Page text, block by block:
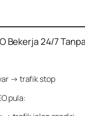
Bekerja 24/7
→ trafik stop
pula: